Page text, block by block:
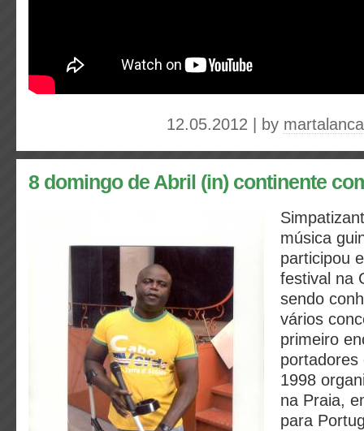
12.05.2012 | by martalanca
8 domingo de Abril (in) continente
música
participou
festival na
sendo
vários
primeiro
portadores
1998
na Praia,
para